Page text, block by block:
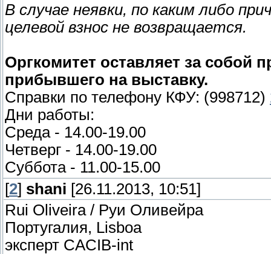
В случае неявки, по каким либо
целевой взнос не возвращается.
Оргкомитет оставляет за собой
прибывшего на выставку.
Справки по телефону КФУ: (998712)
Дни работы:
Среда - 14.00-19.00
Четверг - 14.00-19.00
Суббота - 11.00-15.00
[2] shani [26.11.2013, 10:51]
Rui Oliveira / Руи Оливейра
Португалия, Lisboa
эксперт CACIB-int